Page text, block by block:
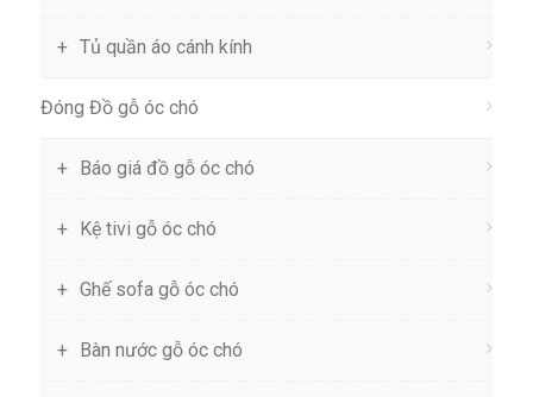
Tủ quần áo cánh kính
Đóng Đồ gỗ óc chó
Báo giá đồ gỗ óc chó
Kệ tivi gỗ óc chó
Ghế sofa gỗ óc chó
Bàn nước gỗ óc chó